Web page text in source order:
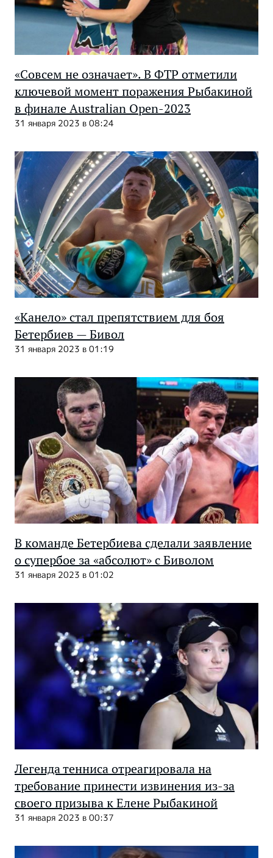
«Совсем не означает». В ФТР отметили
ключевой момент поражения Рыбакиной
в финале Australian Open-2023
31 января 2023 в 08:24
«Канело» стал препятствием для боя
Бетербиев — Бивол
31 января 2023 в 01:19
В команде Бетербиева сделали заявление
о супербое за «абсолют» с Биволом
31 января 2023 в 01:02
Легенда тенниса отреагировала на
требование принести извинения из-за
своего призыва к Елене Рыбакиной
31 января 2023 в 00:37